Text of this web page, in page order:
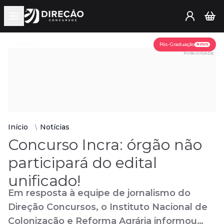
Open main menu
Pós-Graduação NOVO
PUBLICIDADE
Início Notícias
Concurso Incra: órgão não
participará do edital
unificado!
Em resposta à equipe de jornalismo do
Direção Concursos, o Instituto Nacional de
Colonização e Reforma Agrária informou